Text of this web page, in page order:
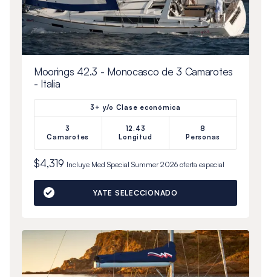
Moorings 42.3 - Monocasco de 3 Camarotes
- Italia
3+ y/o Clase económica
3
Camarotes
12.43
Longitud
8
Personas
$4,319 Incluye Med Special Summer 2026oferta especial
YATE SELECCIONADO